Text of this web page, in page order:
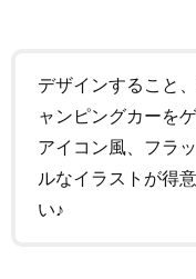
デザインすること
ャンピングカーを
アイコン風、フラ
ルなイラストが得
い♪